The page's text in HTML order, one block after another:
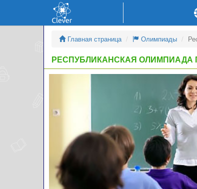
Главная страница Олимпиады
РЕСПУБЛИКАНСКАЯ ОЛИМПИАДА